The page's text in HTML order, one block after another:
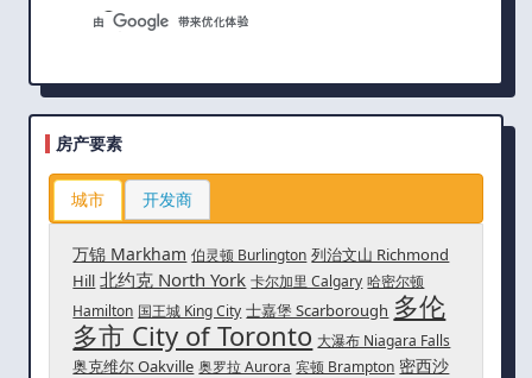
房产要素
城市 开发商
万锦 Markham 伯灵顿 Burlington 列治文山 Richmond
Hill 北约克 North York 卡尔加里 Calgary 哈密尔顿
Hamilton 国王城 King City 士嘉堡 Scarborough 多伦
多市 City of Toronto 大瀑布 Niagara Falls
奥克维尔 Oakville 奥罗拉 Aurora 宾顿 Brampton 密西沙